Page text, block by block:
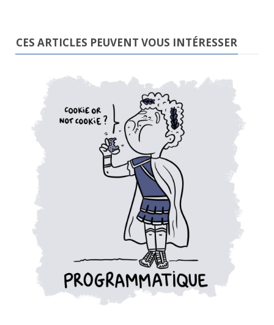
CES ARTICLES PEUVENT VOUS INTÉRESSER